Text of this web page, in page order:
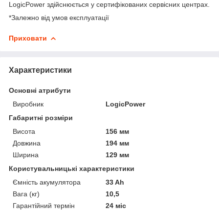
LogicPower здійснюється у сертифікованих сервісних центрах.
*Залежно від умов експлуатації
Приховати
Характеристики
Основні атрибути
Виробник
LogicPower
Габаритні розміри
Висота
156 мм
Довжина
194 мм
Ширина
129 мм
Користувальницькі характеристики
Ємність акумулятора
33 Ah
Вага (кг)
10,5
Гарантійний термін
24 міс